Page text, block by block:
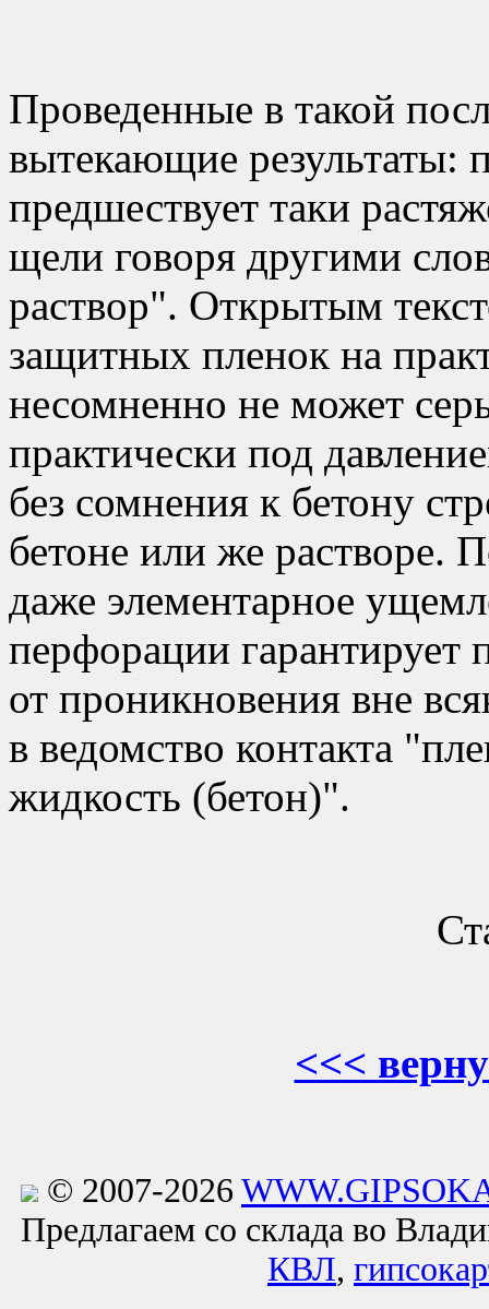
Проведенные в такой
вытекающие результаты:
предшествует таки
щели говоря другими
раствор". Открытым
защитных пленок на
несомненно не может
практически под
без сомнения к бетону
бетоне или же растворе.
даже элементарное
перфорации
от проникновения вне
в ведомство контакта
жидкость (бетон)".
<<<
© 2007-2026
Предлагаем со склада во
КВЛ,